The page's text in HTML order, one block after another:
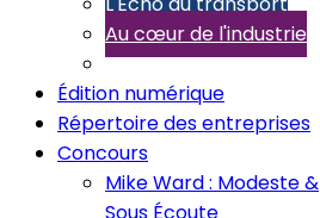
Au cœur de l'industrie
Édition numérique
Répertoire des entreprises
Concours
Mike Ward : Modeste &